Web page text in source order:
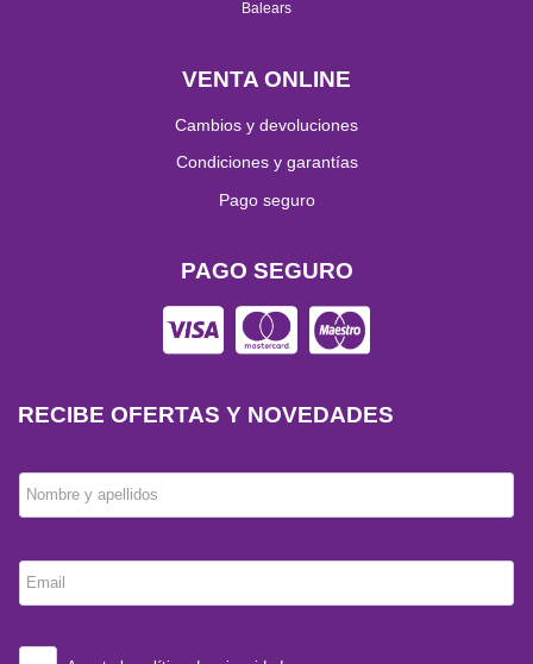
Balears
VENTA ONLINE
Cambios y devoluciones
Condiciones y garantías
Pago seguro
PAGO SEGURO
RECIBE OFERTAS Y NOVEDADES
Nombre y apellidos
Email